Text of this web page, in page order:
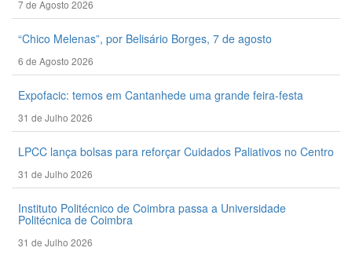
7 de Agosto 2026
“Chico Melenas”, por Belisário Borges, 7 de agosto
6 de Agosto 2026
Expofacic: temos em Cantanhede uma grande feira-festa
31 de Julho 2026
LPCC lança bolsas para reforçar Cuidados Paliativos no Centro
31 de Julho 2026
Instituto Politécnico de Coimbra passa a Universidade
Politécnica de Coimbra
31 de Julho 2026